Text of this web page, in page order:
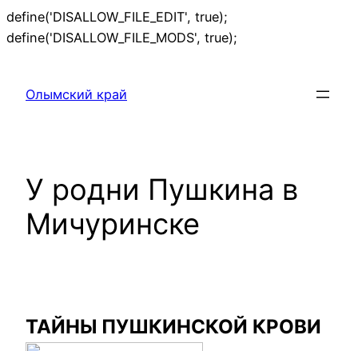
define('DISALLOW_FILE_EDIT', true);
define('DISALLOW_FILE_MODS', true);
Олымский край
У родни Пушкина в
Мичуринске
ТАЙНЫ ПУШКИНСКОЙ КРОВИ